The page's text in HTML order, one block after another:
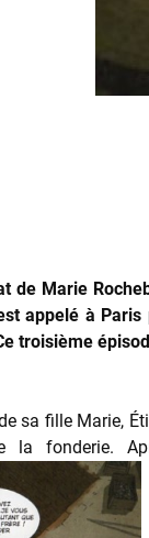
de Marie
appelé à
troisième
sa fille Marie,
fonderie.